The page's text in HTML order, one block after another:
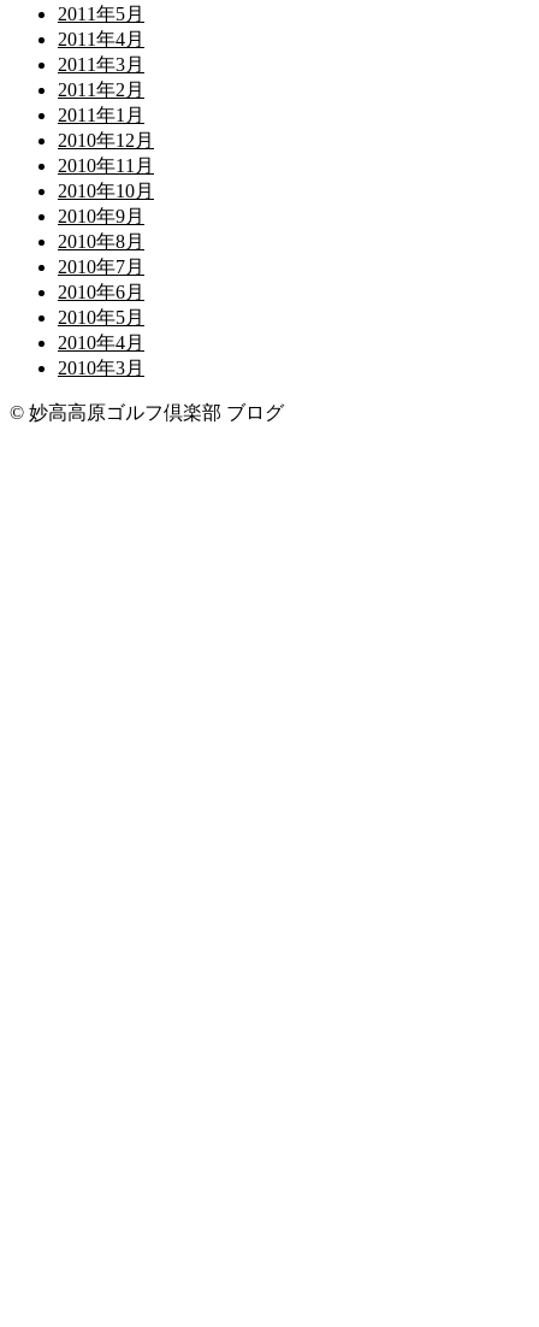
2011年5月
2011年4月
2011年3月
2011年2月
2011年1月
2010年12月
2010年11月
2010年10月
2010年9月
2010年8月
2010年7月
2010年6月
2010年5月
2010年4月
2010年3月
© 妙高高原ゴルフ倶楽部 ブログ